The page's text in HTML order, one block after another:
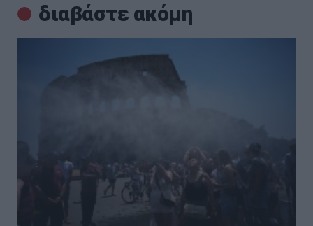
διαβάστε ακόμη